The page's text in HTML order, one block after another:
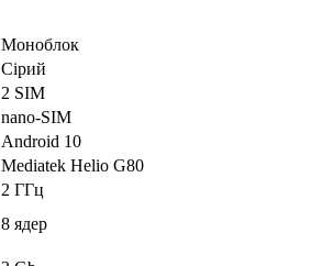
Моноблок
Сірий
2 SIM
nano-SIM
Android 10
Mediatek Helio G80
2 ГГц
8 ядер